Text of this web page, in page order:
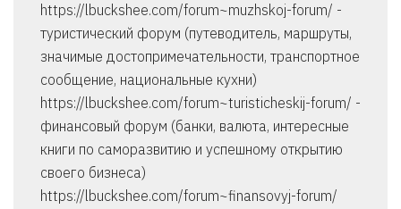
https://lbuckshee.com/forum~muzhskoj-forum/ -
туристический форум (путеводитель, маршруты,
значимые достопримечательности, транспортное
сообщение, национальные кухни)
https://lbuckshee.com/forum~turisticheskij-forum/ -
финансовый форум (банки, валюта, интересные
книги по саморазвитию и успешному открытию
своего бизнеса)
https://lbuckshee.com/forum~finansovyj-forum/